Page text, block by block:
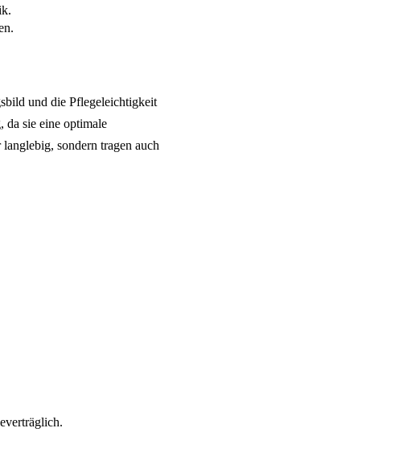
und die Pflegeleichtigkeit
da sie eine optimale
sondern tragen auch